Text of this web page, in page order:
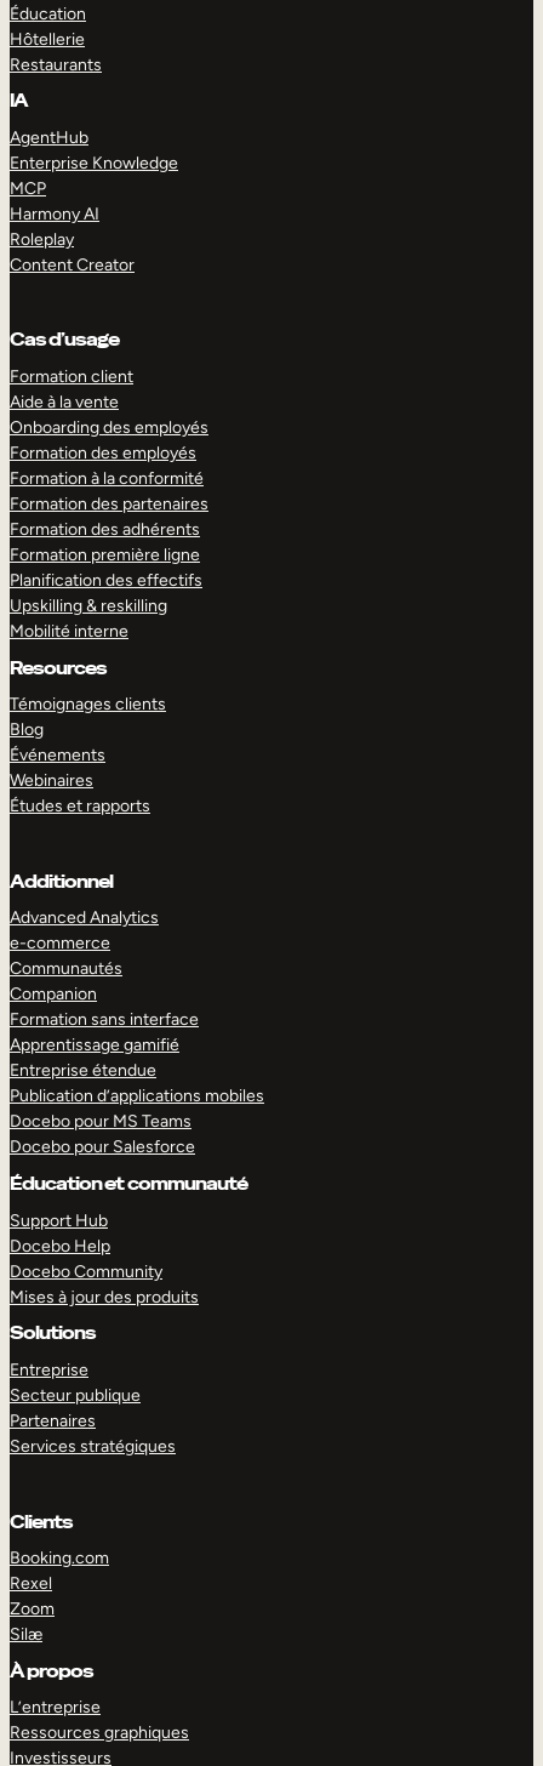
Éducation
Hôtellerie
Restaurants
IA
AgentHub
Enterprise Knowledge
MCP
Harmony AI
Roleplay
Content Creator
Cas d’usage
Formation client
Aide à la vente
Onboarding des employés
Formation des employés
Formation à la conformité
Formation des partenaires
Formation des adhérents
Formation première ligne
Planification des effectifs
Upskilling & reskilling
Mobilité interne
Resources
Témoignages clients
Blog
Événements
Webinaires
Études et rapports
Additionnel
Advanced Analytics
e-commerce
Communautés
Companion
Formation sans interface
Apprentissage gamifié
Entreprise étendue
Publication d’applications mobiles
Docebo pour MS Teams
Docebo pour Salesforce
Éducation et communauté
Support Hub
Docebo Help
Docebo Community
Mises à jour des produits
Solutions
Entreprise
Secteur publique
Partenaires
Services stratégiques
Clients
Booking.com
Rexel
Zoom
Silæ
À propos
L’entreprise
Ressources graphiques
Investisseurs